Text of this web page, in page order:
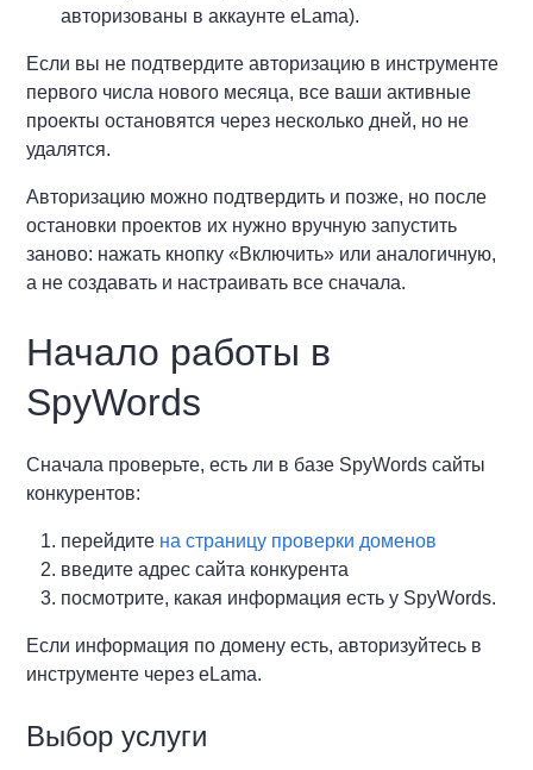
авторизованы в аккаунте eLama).
Если вы не подтвердите авторизацию в инструменте
первого числа нового месяца, все ваши активные
проекты остановятся через несколько дней, но не
удалятся.
Авторизацию можно подтвердить и позже, но после
остановки проектов их нужно вручную запустить
заново: нажать кнопку «Включить» или аналогичную,
а не создавать и настраивать все сначала.
Начало работы в
SpyWords
Сначала проверьте, есть ли в базе SpyWords сайты
конкурентов:
перейдите на страницу проверки доменов
введите адрес сайта конкурента
посмотрите, какая информация есть у SpyWords.
Если информация по домену есть, авторизуйтесь в
инструменте через eLama.
Выбор услуги